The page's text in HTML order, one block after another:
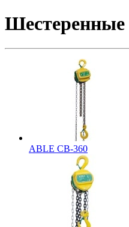
Шестеренные
ABLE CB-360